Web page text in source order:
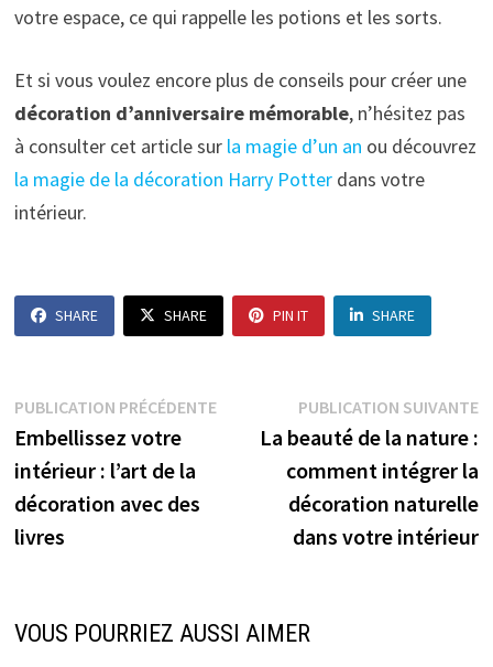
votre espace, ce qui rappelle les potions et les sorts.
Et si vous voulez encore plus de conseils pour créer une
décoration d’anniversaire mémorable, n’hésitez pas
à consulter cet article sur la magie d’un an ou découvrez
la magie de la décoration Harry Potterdans votre
intérieur.
SHARE SHARE PIN IT SHARE
Navigation
de
l’article
PUBLICATION PRÉCÉDENTEPublication
précédente :
Embellissez votre
intérieur : l’art de la
décoration avec des
livres
PUBLICATION SUIVANTE
La beauté de la nature :
comment intégrer la
décoration naturelle
dans votre intérieur
VOUS POURRIEZ AUSSI AIMER